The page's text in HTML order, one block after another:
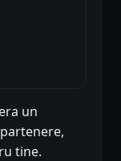
un
tine.